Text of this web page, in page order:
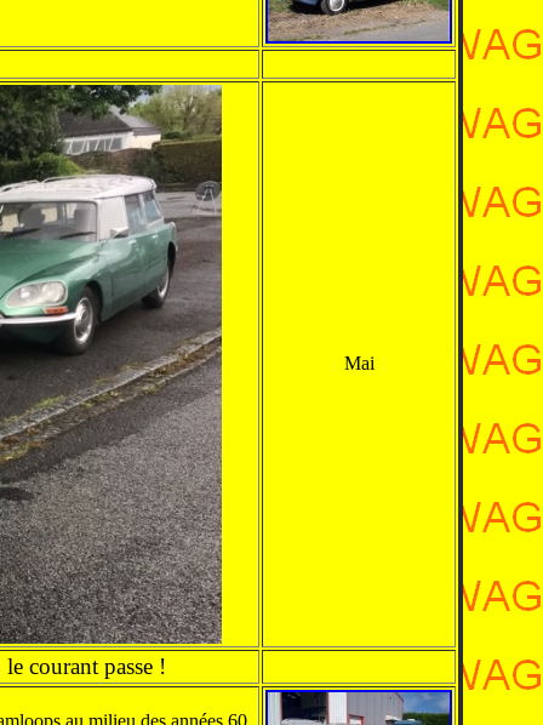
Mai
courant passe !
au milieu des années 60.